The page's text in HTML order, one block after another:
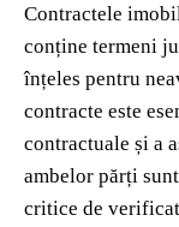
Contractele
conține termeni
înțeles pentru
contracte este
contractuale și a
ambelor părți
critice de